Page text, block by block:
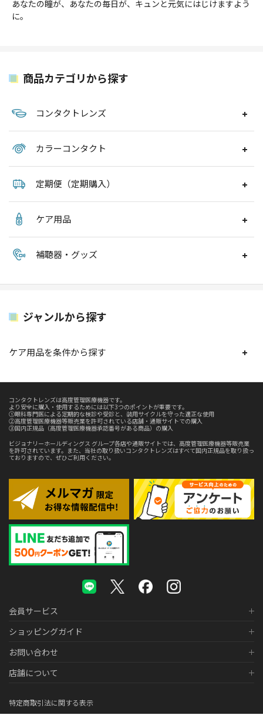
あなたの瞳が、あなたの毎日が、キュンと元気にはじけますよう
に。
商品カテゴリから探す
コンタクトレンズ
カラーコンタクト
定期便（定期購入）
ケア用品
補聴器・グッズ
ジャンルから探す
ケア用品を条件から探す
コンタクトレンズは高度管理医療機器です。
より安全に購入・使用するためには以下3つのポイントが重要です。
①眼科専門医による定期的な検診や受診と、装用サイクルを守った適正な使用
②高度管理医療機器等販売業を許可されている店舗・通販サイトでの購入
③国内正規品（高度管理医療機器承認番号がある商品）の購入
ビジョナリーホールディングス グループ各店や通販サイトでは、高度管理医療機器等販売業
を許可されています。また、当社の取り扱いコンタクトレンズはすべて国内正規品を取り扱っ
ておりますので、ぜひご利用ください。
会員サービス
ショッピングガイド
お問い合わせ
店舗について
特定商取引法に関する表示